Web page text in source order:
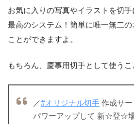
お気に入りの写真やイラストを切
最高のシステム！簡単に唯一無二
ことができますよ。
もちろん、慶事用切手として使うこ
／#オリジナル切手 作成サ
パワーアップして 新☆登☆場